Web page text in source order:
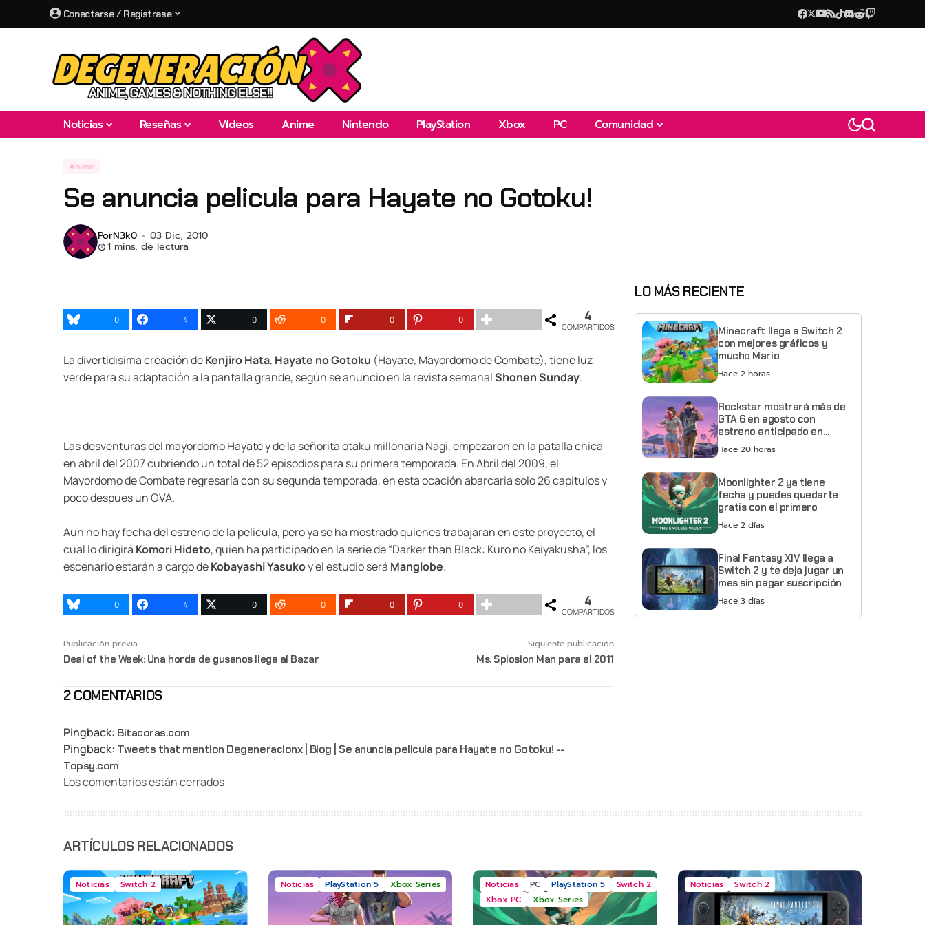
Conectarse / Registrase
Noticias Reseñas Vídeos Anime Nintendo PlayStation Xbox PC Comunidad
Anime
Se anuncia pelicula para Hayate no Gotoku!
PorN3k0 03 Dic, 2010
1 mins. de lectura
0 4 0 0 0 0 4
COMPARTIDOS
La divertidisima creación deKenjiro Hata, Hayate no Gotoku (Hayate, Mayordomo de Combate), tiene luz
verde para su adaptación a la pantalla grande, según se anuncio en la revista semanalShonen Sunday.
Las desventuras del mayordomo Hayate y de la señorita otaku millonaria Nagi, empezaron en la patalla chica
en abril del 2007 cubriendo un total de 52 episodios para su primera temporada. En Abril del 2009, el
Mayordomo de Combate regresaría con su segunda temporada, en esta ocación abarcaria solo 26 capitulos y
poco despues un OVA.
Aun no hay fecha del estreno de la pelicula, pero ya se ha mostrado quienes trabajaran en este proyecto, el
cual lo dirigirá Komori Hideto, quien ha participado en la serie de “Darker than Black: Kuro no Keiyakusha”, los
escenario estarán a cargo deKobayashi Yasukoy el estudio será Manglobe.
0 4 0 0 0 0 4
COMPARTIDOS
Publicación previa
Deal of the Week: Una horda de gusanos llega al Bazar
Siguiente publicación
Ms. Splosion Man para el 2011
2 COMENTARIOS
Pingback: Bitacoras.com
Pingback: Tweets that mention Degeneracionx | Blog | Se anuncia pelicula para Hayate no Gotoku! --
Topsy.com
Los comentarios están cerrados
LO MÁS RECIENTE
Minecraft llega a Switch 2
con mejores gráficos y
mucho Mario
Hace 2 horas
Rockstar mostrará más de
GTA 6 en agosto con
estreno anticipado en
Netflix
Hace 20 horas
Moonlighter 2 ya tiene
fecha y puedes quedarte
gratis con el primero
Hace 2 días
Final Fantasy XIV llega a
Switch 2 y te deja jugar un
mes sin pagar suscripción
Hace 3 días
ARTÍCULOS RELACIONADOS
Noticias Switch 2 Noticias PlayStation 5 Xbox Series Noticias PC PlayStation 5
Switch 2
Xbox PC
Xbox Series
Noticias Switch 2